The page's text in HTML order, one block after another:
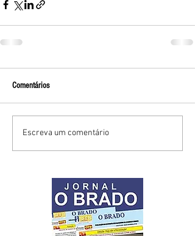
Comentários
Escreva um comentário